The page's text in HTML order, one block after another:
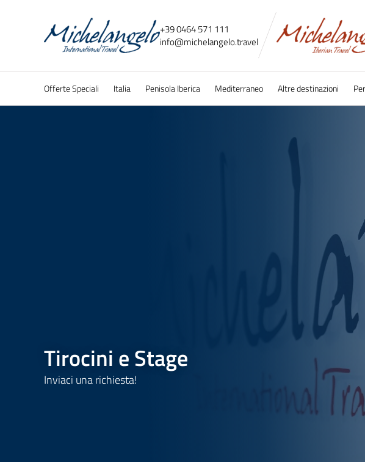
+39 0464 571 111
info@michelangelo.travel
Offerte Speciali Italia Penisola Iberica Mediterraneo Altre destinazioni
Tirocini e Stage
Inviaci una richiesta!